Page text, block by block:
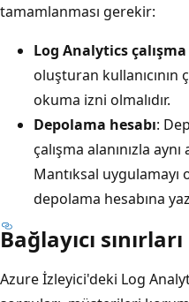
tamamlanması gerekir:
Log Analytics çalışma
oluşturan kullanıcının
okuma izni olmalıdır.
Depolama hesabı:
çalışma alanınızla
Mantıksal uygulamayı
depolama hesabına
Bağlayıcı sınırları
Azure İzleyici'deki Log